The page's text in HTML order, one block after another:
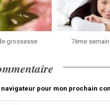
grossesse 7ème
pour mon prochain